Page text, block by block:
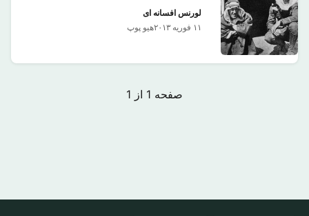
لورنس افسانه ای
هیو پوپ ۱۱ فوریه ۲۰۱۳
صفحه 1 از 1